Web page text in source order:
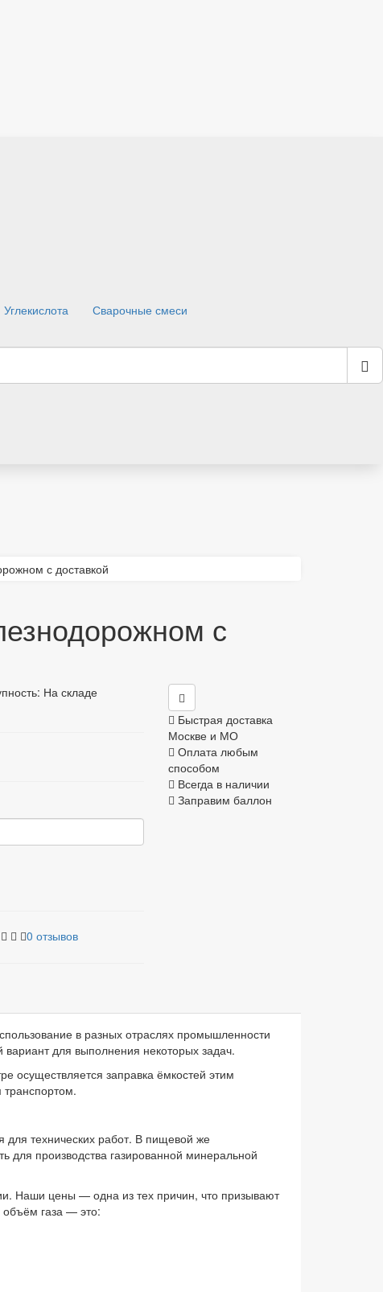
Углекислота Сварочные смеси
с доставкой
с
На складе
0 отзывов
Быстрая доставка
Москве и МО
Оплата любым
способом
Всегда в наличии
Заправим баллон
в разных отраслях промышленности
для выполнения некоторых задач.
осуществляется заправка ёмкостей этим
для технических работ. В пищевой же
для производства газированной минеральной
Наши цены — одна из тех причин, что призывают
объём газа — это: